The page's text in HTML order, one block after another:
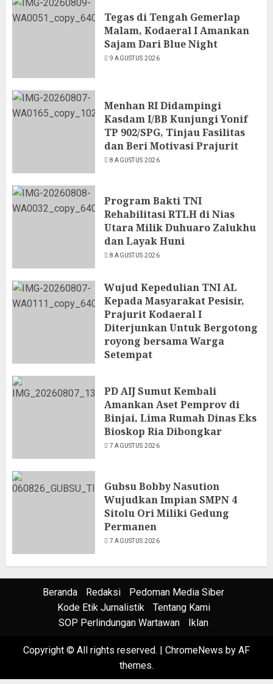
Tegas di Tengah Gemerlap
Malam, Kodaeral I Amankan
Sajam Dari Blue Night
9 AGUSTUS 2026
Menhan RI Didampingi
Kasdam I/BB Kunjungi Yonif
TP 902/SPG, Tinjau Fasilitas
dan Beri Motivasi Prajurit
8 AGUSTUS 2026
Program Bakti TNI
Rehabilitasi RTLH di Nias
Utara Milik Duhuaro Zalukhu
dan Layak Huni
8 AGUSTUS 2026
Wujud Kepedulian TNI AL
Kepada Masyarakat Pesisir,
Prajurit Kodaeral I
Diterjunkan Untuk Bergotong
royong bersama Warga
Setempat
PD AIJ Sumut Kembali
Amankan Aset Pemprov di
Binjai, Lima Rumah Dinas Eks
Bioskop Ria Dibongkar
7 AGUSTUS 2026
Gubsu Bobby Nasution
Wujudkan Impian SMPN 4
Sitolu Ori Miliki Gedung
Permanen
7 AGUSTUS 2026
Beranda Redaksi
Pedoman Media Siber
Kode Etik Jurnalistik
Tentang Kami
SOP Perlindungan Wartawan
Iklan
Copyright © All rights reserved. | ChromeNews by AF
themes.